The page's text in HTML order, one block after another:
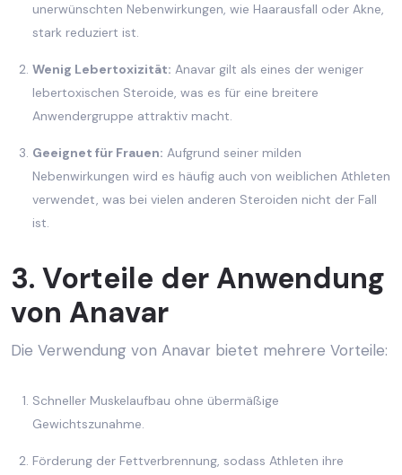
unerwünschten Nebenwirkungen, wie Haarausfall oder Akne,
stark reduziert ist.
Wenig Lebertoxizität: Anavar gilt als eines der weniger
lebertoxischen Steroide, was es für eine breitere
Anwendergruppe attraktiv macht.
Geeignet für Frauen: Aufgrund seiner milden
Nebenwirkungen wird es häufig auch von weiblichen Athleten
verwendet, was bei vielen anderen Steroiden nicht der Fall
ist.
3. Vorteile der Anwendung
von Anavar
Die Verwendung von Anavar bietet mehrere Vorteile:
Schneller Muskelaufbau ohne übermäßige
Gewichtszunahme.
Förderung der Fettverbrennung, sodass Athleten ihre